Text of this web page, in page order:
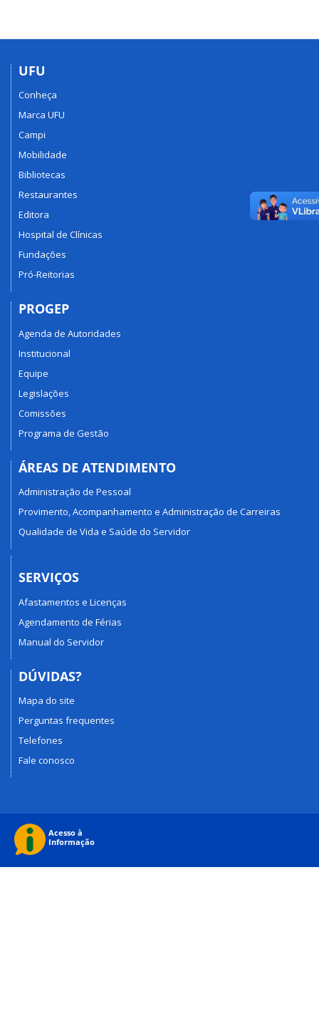
UFU
Conheça
Marca UFU
Campi
Mobilidade
Bibliotecas
Restaurantes
Editora
Hospital de Clínicas
Fundações
Pró-Reitorias
PROGEP
Agenda de Autoridades
Institucional
Equipe
Legislações
Comissões
Programa de Gestão
ÁREAS DE ATENDIMENTO
Administração de Pessoal
Provimento, Acompanhamento e Administração de Carreiras
Qualidade de Vida e Saúde do Servidor
SERVIÇOS
Afastamentos e Licenças
Agendamento de Férias
Manual do Servidor
DÚVIDAS?
Mapa do site
Perguntas frequentes
Telefones
Fale conosco